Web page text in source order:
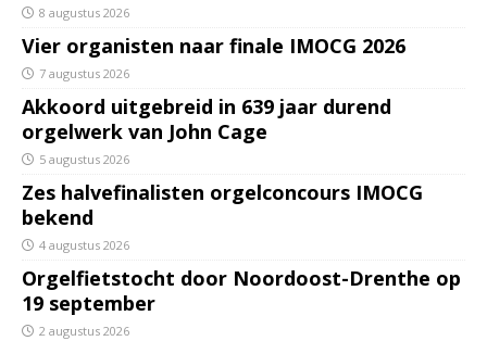
8 augustus 2026
Vier organisten naar finale IMOCG 2026
7 augustus 2026
Akkoord uitgebreid in 639 jaar durend
orgelwerk van John Cage
5 augustus 2026
Zes halvefinalisten orgelconcours IMOCG
bekend
4 augustus 2026
Orgelfietstocht door Noordoost-Drenthe op
19 september
2 augustus 2026